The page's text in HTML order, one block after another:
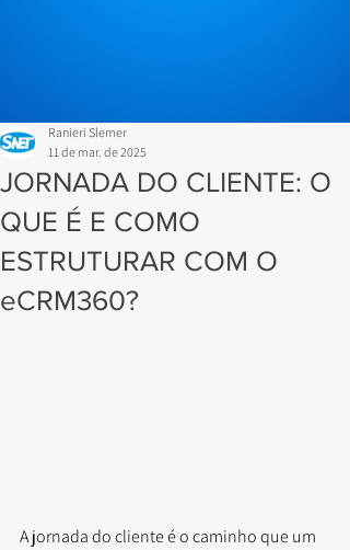
JORNADA DO CLIENTE: O
QUE É E COMO
ESTRUTURAR COM O
eCRM360?
Ranieri Slemer
11 de mar. de 2025
A jornada do cliente é o caminho que um